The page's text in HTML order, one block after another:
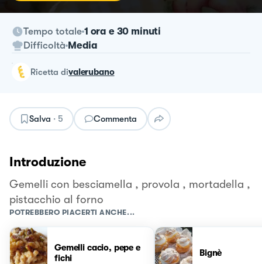
Tempo totale 1 ora e 30 minuti
Difficoltà Media
ricetta divalerubano
Salva · 5 Commenta
Introduzione
Gemelli con besciamella , provola , mortadella ,
pistacchio al forno
POTREBBERO PIACERTI ANCHE...
Gemelli cacio, pepe e
fichi
Bignè